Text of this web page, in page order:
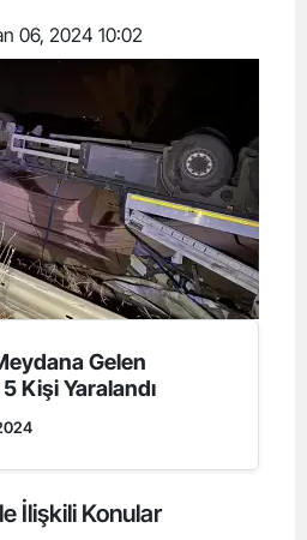
06, 2024 10:02
Gelen
Kişi Yaralandı
İlişkili Konular